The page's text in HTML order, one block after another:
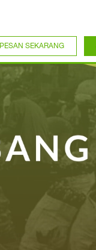
PESAN SEKARANG